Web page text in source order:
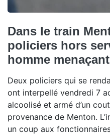
Dans le train
policiers hors
homme
Deux policiers qui se
ont interpellé vendredi 7
alcoolisé et armé d’un
provenance de Menton.
un coup aux